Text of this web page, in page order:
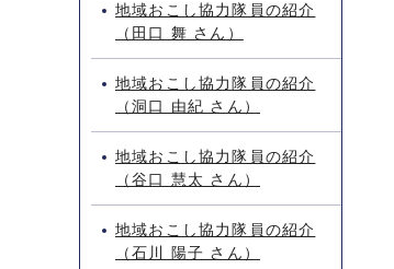
地域おこし協力隊員の紹介
（田口 舞 さん）
地域おこし協力隊員の紹介
（洞口 由紀 さん）
地域おこし協力隊員の紹介
（谷口 慧太 さん）
地域おこし協力隊員の紹介
（石川 陽子 さん）